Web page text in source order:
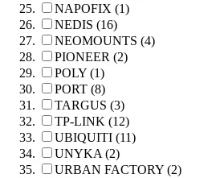
NAPOFIX (1)
NEDIS (16)
NEOMOUNTS (4)
PIONEER (2)
POLY (1)
PORT (8)
TARGUS (3)
TP-LINK (12)
UBIQUITI (11)
UNYKA (2)
URBAN FACTORY (2)